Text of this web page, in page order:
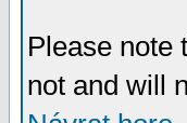
Please note
not and will